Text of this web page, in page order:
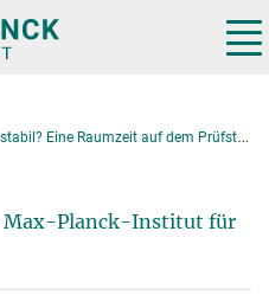
Eine Raumzeit auf dem Prüfstand
Max-Planck-Institut für